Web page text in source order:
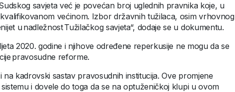
savjeta već je povećan broj uglednih pravnika koje, u
većinom. Izbor državnih tužilaca, osim vrhovnog
u nadležnost Tužilačkog savjeta“, dodaje se u dokumentu.
2020. godine i njihove određene reperkusije ne mogu da se
pravosudne reforme.
na kadrovski sastav pravosudnih institucija. Ove promjene
i dovele do toga da se na optuženičkoj klupi u ovom